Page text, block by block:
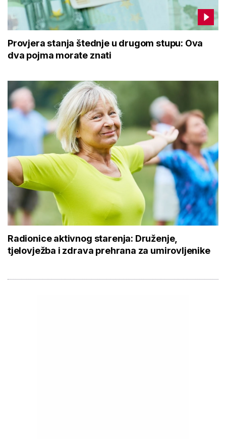
Provjera stanja štednje u drugom stupu: Ova
dva pojma morate znati
Radionice aktivnog starenja: Druženje,
tjelovježba i zdrava prehrana za umirovljenike